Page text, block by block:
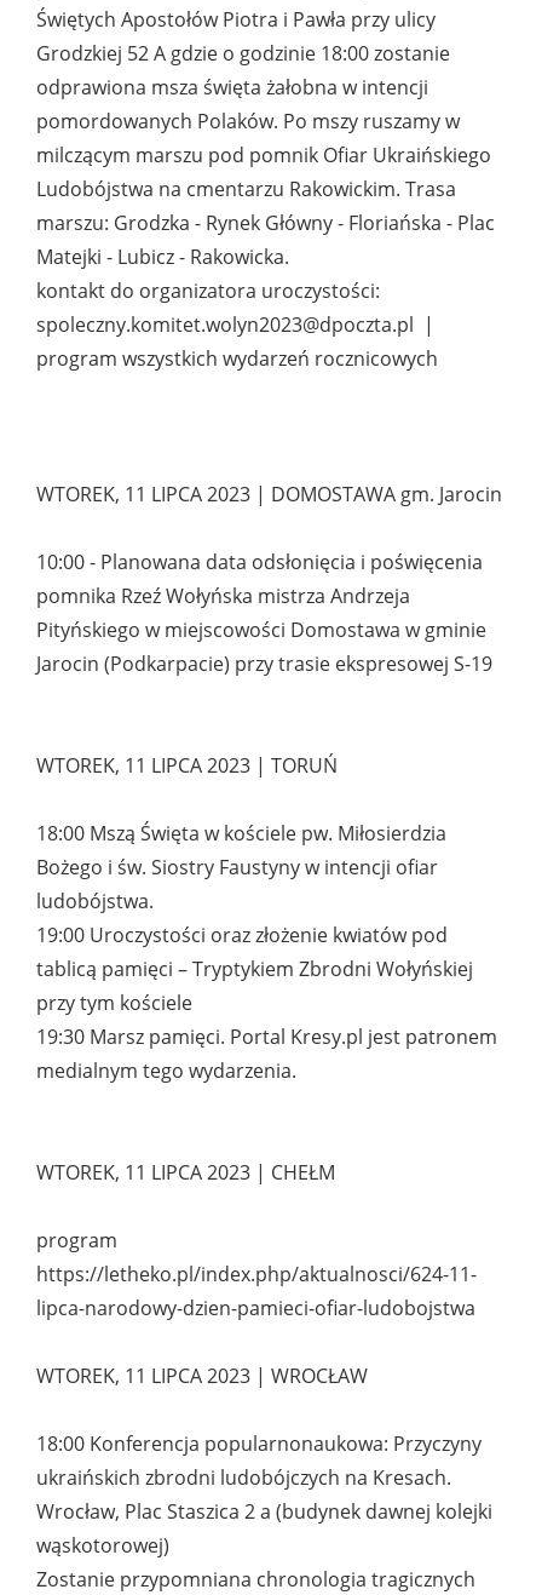
Świętych Apostołów Piotra i Pawła przy ulicy
Grodzkiej 52 A gdzie o godzinie 18:00 zostanie
odprawiona msza święta żałobna w intencji
pomordowanych Polaków. Po mszy ruszamy w
milczącym marszu pod pomnik Ofiar Ukraińskiego
Ludobójstwa na cmentarzu Rakowickim. Trasa
marszu: Grodzka - Rynek Główny - Floriańska - Plac
Matejki - Lubicz - Rakowicka.
kontakt do organizatora uroczystości:
spoleczny.komitet.wolyn2023@dpoczta.pl |
program wszystkich wydarzeń rocznicowych
WTOREK, 11 LIPCA 2023 | DOMOSTAWA gm. Jarocin
10:00 - Planowana data odsłonięcia i poświęcenia
pomnika Rzeź Wołyńska mistrza Andrzeja
Pityńskiego w miejscowości Domostawa w gminie
Jarocin (Podkarpacie) przy trasie ekspresowej S-19
WTOREK, 11 LIPCA 2023 | TORUŃ
18:00 Mszą Święta w kościele pw. Miłosierdzia
Bożego i św. Siostry Faustyny w intencji ofiar
ludobójstwa.
19:00 Uroczystości oraz złożenie kwiatów pod
tablicą pamięci – Tryptykiem Zbrodni Wołyńskiej
przy tym kościele
19:30 Marsz pamięci. Portal Kresy.pl jest patronem
medialnym tego wydarzenia.
WTOREK, 11 LIPCA 2023 | CHEŁM
program
https://letheko.pl/index.php/aktualnosci/624-11-
lipca-narodowy-dzien-pamieci-ofiar-ludobojstwa
WTOREK, 11 LIPCA 2023 | WROCŁAW
18:00 Konferencja popularnonaukowa: Przyczyny
ukraińskich zbrodni ludobójczych na Kresach.
Wrocław, Plac Staszica 2 a (budynek dawnej kolejki
wąskotorowej)
Zostanie przypomniana chronologia tragicznych